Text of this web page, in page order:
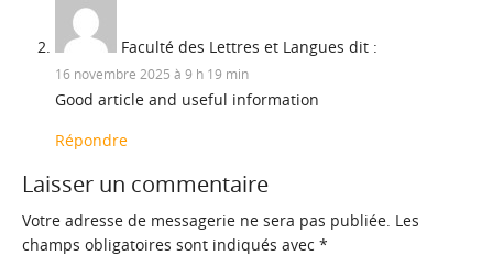
Faculté des Lettres et Langues dit :
16 novembre 2025 à 9 h 19 min
Good article and useful information
Répondre
Laisser un commentaire
Votre adresse de messagerie ne sera pas publiée. Les
champs obligatoires sont indiqués avec *